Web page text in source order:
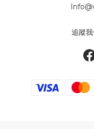
追蹤